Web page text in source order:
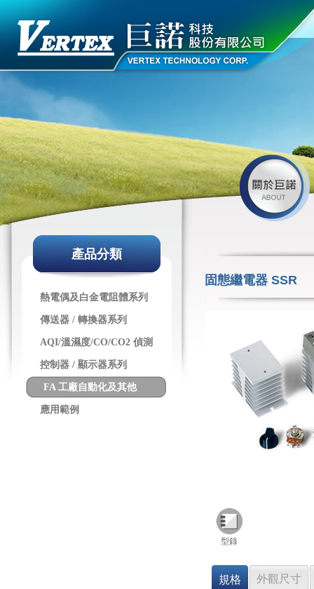
產品分類
熱電偶及白金電阻體系列
傳送器 / 轉換器系列
AQI/溫濕度/CO/CO2 偵測
控制器 / 顯示器系列
FA 工廠自動化及其他
應用範例
固態繼電器 SSR
型錄
規格 外觀尺寸